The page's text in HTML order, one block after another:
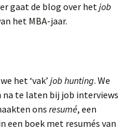
gaat de blog over hetjob
het MBA-jaar.
het ‘vak’ job hunting. We
na te laten bij job interviews
ons resumé, een
een boek met resumés van